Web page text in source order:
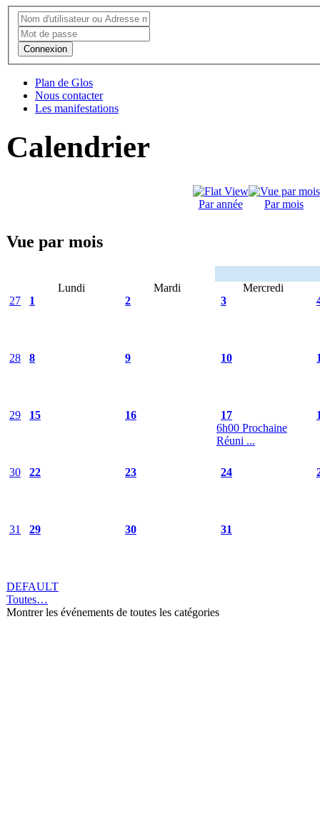
Connexion
Plan de Glos
Nous contacter
Les manifestations
Calendrier
Par année Par mois
Vue par mois
Lundi Mardi
Mercredi
27
1 2 3
28 8 9 10
29 15 16
17
6h00 Prochaine
Réuni ...
30 22 23 24
31 29 30 31
DEFAULT
Toutes…
Montrer les événements de toutes les catégories